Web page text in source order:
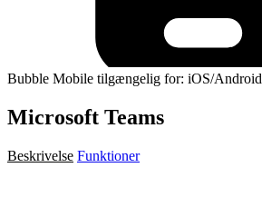
Bubble Mobile tilgængelig for: iOS/Android
Microsoft Teams
Beskrivelse Funktioner